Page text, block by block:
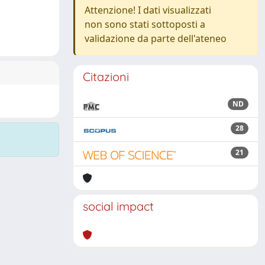
Attenzione! I dati visualizzati
non sono stati sottoposti a
validazione da parte dell'ateneo
Citazioni
ND
28
21
social impact